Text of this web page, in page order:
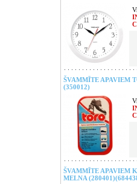
ŠVAMMĪTE APAVIEM
(350012)
ŠVAMMĪTE APAVIEM
MELNA